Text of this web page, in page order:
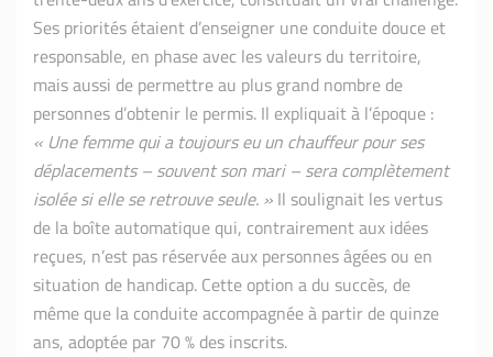
Ses priorités étaient d’enseigner une conduite douce et
responsable, en phase avec les valeurs du territoire,
mais aussi de permettre au plus grand nombre de
personnes d’obtenir le permis. Il expliquait à l’époque :
« Une femme qui a toujours eu un chauffeur pour ses
déplacements – souvent son mari – sera complètement
isolée si elle se retrouve seule. » Il soulignait les vertus
de la boîte automatique qui, contrairement aux idées
reçues, n’est pas réservée aux personnes âgées ou en
situation de handicap. Cette option a du succès, de
même que la conduite accompagnée à partir de quinze
ans, adoptée par 70 % des inscrits.